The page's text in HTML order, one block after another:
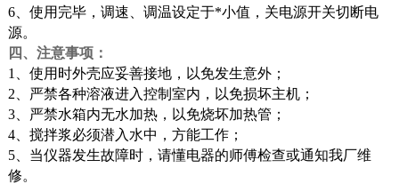
6、使用完毕，调速、调温设定于*小值，关电源开关切断电
源。
四、注意事项：
1
、使用时外壳应妥善接地，以免发生意外；
2 、严禁各种溶液进入控制室内，以免损坏主机；
3、严禁水箱内无水加热，以免烧坏加热管；
4、搅拌浆必须潜入水中，方能工作；
5、当仪器发生故障时，请懂电器的师傅检查或通知我厂维
修。